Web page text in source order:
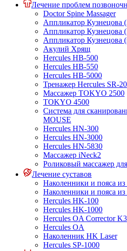
Лечение проблем
Doctor Spine Massager
Аппликатор Кузнецова
Аппликатор Кузнецова
Аппликатор Кузнецова
Акулий Хрящ
Hercules HB-500
Hercules HB-550
Hercules HB-5000
Тренажер Hercules SR-
Массажер TOKYO 2500
TOKYO 4500
Система для
MOUSE
Hercules HN-300
Hercules HN-3000
Hercules HN-5830
Массажер iNeck2
Роликовый массажер
Лечение суставов
Наколенники и пояса
Наколенники и пояса из
Hercules HK-100
Hercules HK-1000
Hercules OA Corrector
Hercules OA
Наколенник HK Laser
Hercules SP-1000